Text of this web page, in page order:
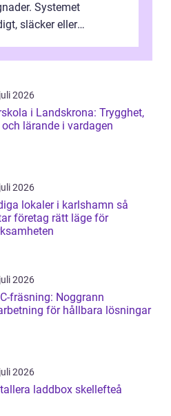
Systemet
släcker eller
2026
i Landskrona: Trygghet,
och lärande i vardagen
2026
lokaler i karlshamn så
företag rätt läge för
2026
fräsning: Noggrann
för hållbara lösningar
2026
laddbox skellefteå